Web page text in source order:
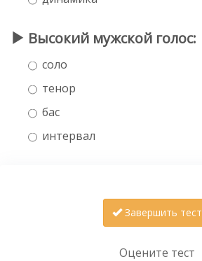
Высокий мужской голос:
соло
тенор
бас
интервал
Завершить тест
Оцените тест